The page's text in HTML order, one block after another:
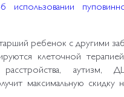
использовании
ребенок с другими
клеточной
расстройства, аутизм,
максимальную скидку